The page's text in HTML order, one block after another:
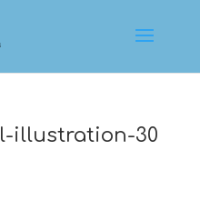
illustration-30